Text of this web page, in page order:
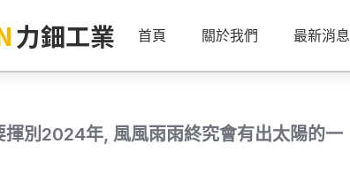
力鈿工業 首頁 關於我們 最新消息
揮別2024年, 風風雨雨終究會有出太陽的一